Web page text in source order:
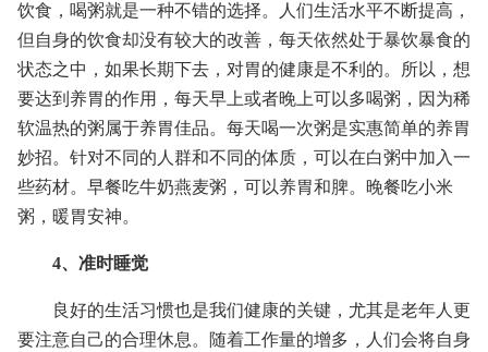
饮食，喝粥就是一种不错的选择。人们生活水平不断提高，
但自身的饮食却没有较大的改善，每天依然处于暴饮暴食的
状态之中，如果长期下去，对胃的健康是不利的。所以，想
要达到养胃的作用，每天早上或者晚上可以多喝粥，因为稀
软温热的粥属于养胃佳品。每天喝一次粥是实惠简单的养胃
妙招。针对不同的人群和不同的体质，可以在白粥中加入一
些药材。早餐吃牛奶燕麦粥，可以养胃和脾。晚餐吃小米
粥，暖胃安神。
4、准时睡觉
良好的生活习惯也是我们健康的关键，尤其是老年人更
要注意自己的合理休息。随着工作量的增多，人们会将自身